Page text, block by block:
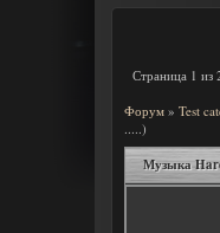
Страница 1 из
Форум » Test
.....)
Музыка